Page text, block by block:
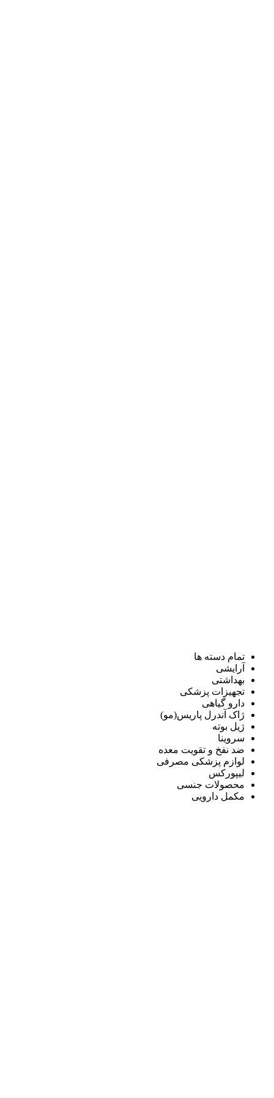
تمام دسته ها
آرایشی
بهداشتی
تجهیزات پزشکی
دارو گیاهی
ژاک آندرل پاریس(مو)
ژیل بوته
سروینا
ضد نفخ و تقویت معده
لوازم پزشکی مصرفی
لیپورکس
محصولات جنسی
مکمل دارویی